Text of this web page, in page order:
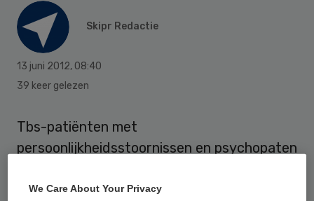
Skipr Redactie
13 juni 2012, 08:40
39 keer gelezen
Tbs-patiënten met
persoonlijkheidsstoornissen en psychopaten
beschouwd, blijken baat te hebben bij
We Care About Your Privacy